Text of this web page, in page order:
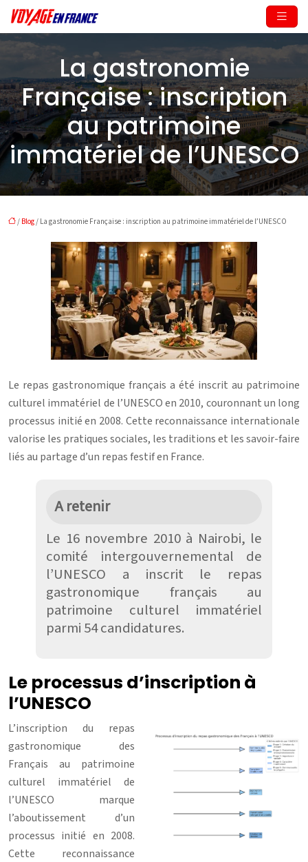
La gastronomie
Française : inscription
au patrimoine
immatériel de l’UNESCO
/ Blog / La gastronomie Française : inscription au patrimoine immatériel de l’UNESCO
Le repas gastronomique français a été inscrit au patrimoine
culturel immatériel de l’UNESCO en 2010, couronnant un long
processus initié en 2008. Cette reconnaissance internationale
valorise les pratiques sociales, les traditions et les savoir-faire
liés au partage d’un repas festif en France.
A retenir
Le 16 novembre 2010 à Nairobi, le
comité intergouvernemental de
l’UNESCO a inscrit le repas
gastronomique français au
patrimoine culturel immatériel
parmi 54 candidatures.
Le processus d’inscription à
l’UNESCO
L’inscription du repas
gastronomique des
Français au patrimoine
culturel immatériel de
l’UNESCO marque
l’aboutissement d’un
processus initié en 2008.
Cette reconnaissance